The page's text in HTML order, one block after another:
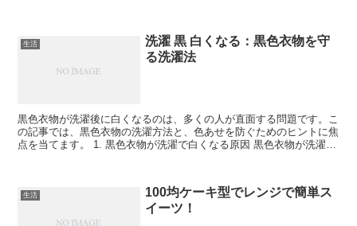
生活
洗濯 黒 白くなる：黒色衣物を守
る洗濯法
黒色衣物が洗濯後に白くなるのは、多くの人が直面する問題です。こ
の記事では、黒色衣物の洗濯方法と、色あせを防ぐためのヒントに焦
点を当てます。 1. 黒色衣物が洗濯で白くなる原因 黒色衣物が洗濯で
生活
100均ケーキ型でレンジで簡単ス
イーツ！